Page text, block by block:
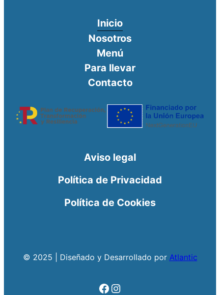
Inicio
Nosotros
Menú
Para llevar
Contacto
Aviso legal
Política de Privacidad
Política de Cookies
© 2025 | Diseñado y Desarrollado por Atlantic
Facebook
Instagram